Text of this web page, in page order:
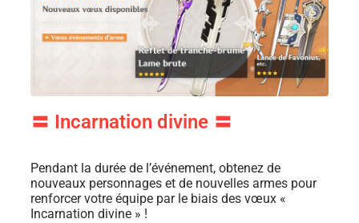
〓 Incarnation divine 〓​
Pendant la durée de l’événement, obtenez de
nouveaux personnages et de nouvelles armes pour
renforcer votre équipe par le biais des vœux «
Incarnation divine » !